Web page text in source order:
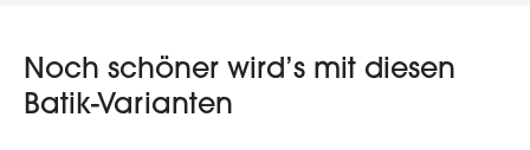
Noch schöner wird’s mit diesen
Batik-Varianten